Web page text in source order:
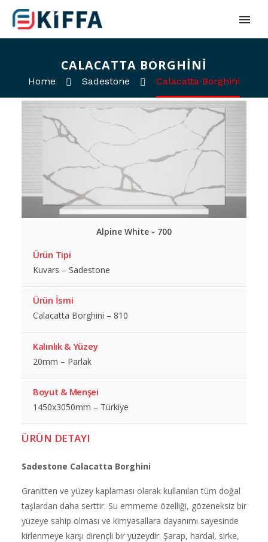
CALACATTA BORGHINI
Home Sadestone Calacatta Borghini
Alpine White - 700
Ürün Tipi
Kuvars – Sadestone
Ürün İsmi
Calacatta Borghini – 810
Kalınlık & Yüzey
20mm – Parlak
Boyut & Menşei
1450x3050mm – Türkiye
ÜRÜN DETAYI
Sadestone Calacatta Borghini
Granitten ve yüzey kaplaması olarak kullanılan tüm doğal
taşlardan daha serttir. Su emmeme özelliği, gözeneksiz bir
yüzeye sahip olması ve kimyasallara dayanımı sayesinde
kirlenmeye karşı dirençli bir yüzeydir. Şarap, hardal, sirke,